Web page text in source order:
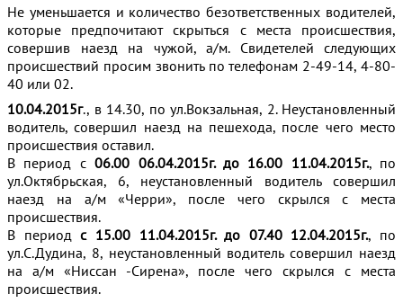
Не уменьшается и количество безответственных водителей,
которые предпочитают скрыться с места происшествия,
совершив наезд на чужой, а/м. Свидетелей следующих
происшествий просим звонить по телефонам 2-49-14, 4-80-
40 или 02.
10.04.2015г., в 14.30, по ул.Вокзальная, 2. Неустановленный
водитель, совершил наезд на пешехода, после чего место
происшествия оставил.
В период с06.00 06.04.2015г. до 16.00 11.04.2015г., по
ул.Октябрьская, 6, неустановленный водитель совершил
наезд на а/м «Черри», после чего скрылся с места
происшествия.
В периодс 15.00 11.04.2015г. до 07.40 12.04.2015г., по
ул.С.Дудина, 8, неустановленный водитель совершил наезд
на а/м «Ниссан -Сирена», после чего скрылся с места
происшествия.